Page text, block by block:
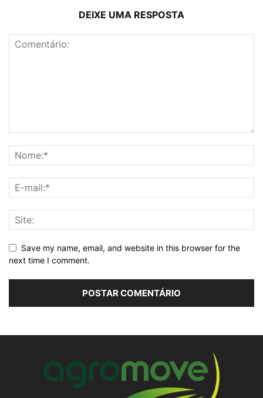
DEIXE UMA RESPOSTA
Save my name, email, and website in this browser for the
next time I comment.